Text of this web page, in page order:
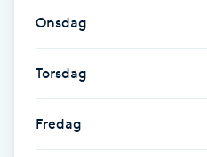
Gravidyoga
Onsdag
Torsdag
Fredag